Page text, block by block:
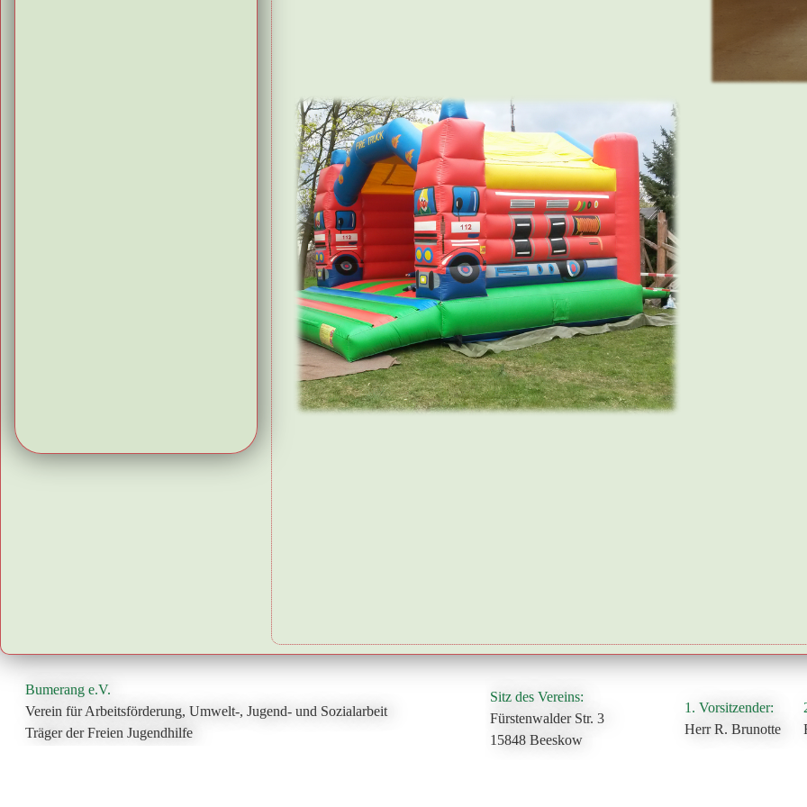
Bumerang e.V.
Verein für Arbeitsförderung, Umwelt-, Jugend- und Sozialarbeit
Träger der Freien Jugendhilfe
Sitz des Vereins:
Fürstenwalder Str. 3
15848 Beeskow
1. Vorsitzender:
Herr R. Brunotte